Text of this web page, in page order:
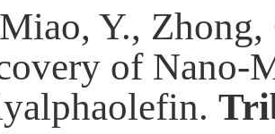
Miao, Y.,
of Nano-